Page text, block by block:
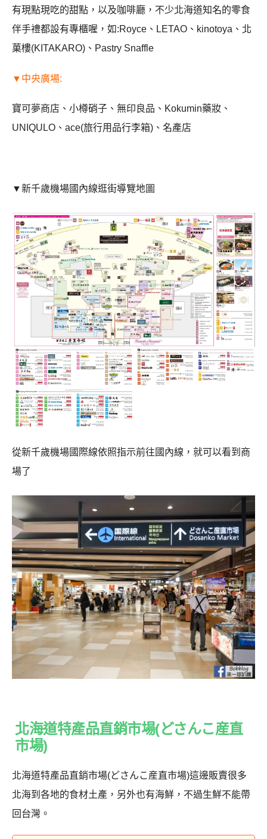
有現點現吃的甜點，以及咖啡廳，不少北海道知名的零食
伴手禮都設有專櫃喔，如:Royce、LETAO、kinotoya、北
菓樓(KITAKARO)、Pastry Snaffle
▼中央廣場:
寶可夢商店、小樽硝子、無印良品、Kokumin藥妝、
UNIQULO、ace(旅行用品行李箱)、名產店
▼新千歲機場國內線逛街導覽地圖
從新千歲機場國際線依照指示前往國內線，就可以看到商
場了
北海道特產品直銷市場(どさんこ産直
市場)
北海道特產品直銷市場(どさんこ産直市場)這邊販賣很多
北海到各地的食材土產，另外也有海鮮，不過生鮮不能帶
回台灣。